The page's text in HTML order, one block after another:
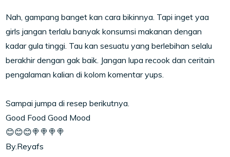
Nah, gampang banget kan cara bikinnya. Tapi inget yaa
girls jangan terlalu banyak konsumsi makanan dengan
kadar gula tinggi. Tau kan sesuatu yang berlebihan selalu
berakhir dengan gak baik. Jangan lupa recook dan ceritain
pengalaman kalian di kolom komentar yups.
Sampai jumpa di resep berikutnya.
Good Food Good Mood
😊😊😊🍭🍭🍭🍭
By.Reyafs